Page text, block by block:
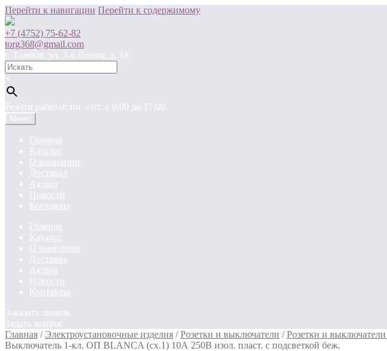
Перейти к навигации Перейти к содержимому
+7 (4752) 75-62-82
torg368@gmail.com
г. Тамбов, ул. 3-я Линия, д. 18
×
Режим работы: пн. - пт. c 9:00 до 17:00
Меню
Главная
Каталог
О компании
Доставка
Акции
Новости
Контакты
Главная
Каталог
О компании
Доставка
Акции
Новости
Контакты
Заказать звонок
Задать вопрос
Главная / Электроустановочные изделия /Розетки и выключатели /Розетки и
Выключатель 1-кл. ОП BLANCA (сх.1) 10А 250В изол. пласт. с подсветкой беж.